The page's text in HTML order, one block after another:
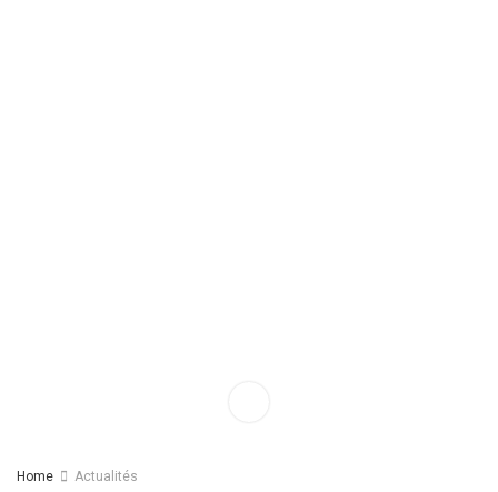
Home Actualités